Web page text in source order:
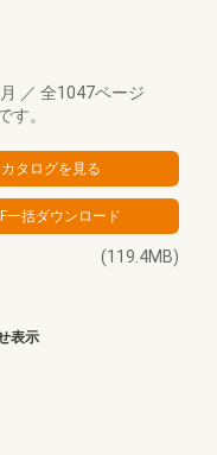
／ 全1047ページ
す。
(119.4MB)
表示